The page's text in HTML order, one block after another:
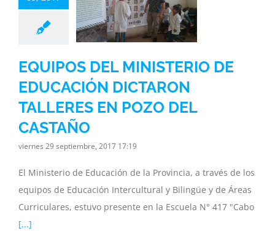
EN
Subsecretaria
EQUIPOS DEL MINISTERIO DE
EDUCACIÓN DICTARON
TALLERES EN POZO DEL
CASTAÑO
viernes 29 septiembre, 2017 17:19
El Ministerio de Educación de la Provincia, a través de los
equipos de Educación Intercultural y Bilingüe y de Áreas
Curriculares, estuvo presente en la Escuela N° 417 "Cabo
[...]